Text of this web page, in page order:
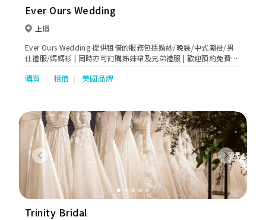
Ever Ours Wedding
上環
Ever Ours Wedding 提供租借的服務包括婚紗/晚裝/中式潮褂/男
仕禮服/媽媽衫 | 同時亦可訂購姊妹裙及兄弟禮服 | 歡迎預約免費試
身
購買 租借 美國品牌
Previous Next
Trinity Bridal